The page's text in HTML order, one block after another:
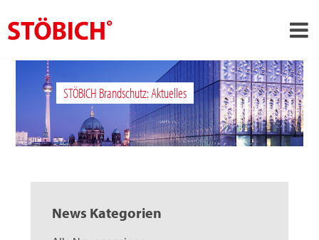
›
›
Über uns
›
Lösungen
Themenwelten
STÖBICH Brandschutz: Aktuelles
News Kategorien